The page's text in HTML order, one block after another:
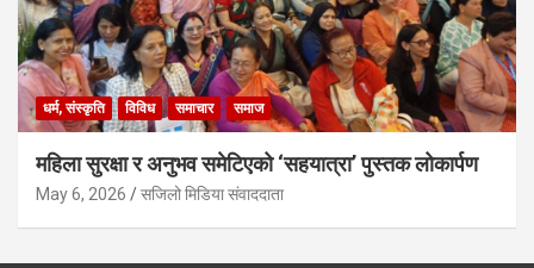
धर्म, संस्कृति विविध समाचार समाज
महिला सुरक्षा र अनुभव समेटिएको ‘सहयात्रा’ पुस्तक लोकार्पण
May 6, 2026 सजिलो मिडिया संवाददाता